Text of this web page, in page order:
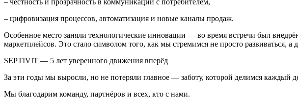
– честность и прозрачность в коммуникации с потребителем,
– цифровизация процессов, автоматизация и новые каналы продаж.
Особенное место заняли технологические инновации — во время встречи был
маркетплейсов. Это стало символом того, как мы стремимся не просто развиваться, а
SEPTIVIT — 5 лет уверенного движения вперёд
За эти годы мы выросли, но не потеряли главное — заботу, которой делимся каждый
Мы благодарим команду, партнёров и всех, кто с нами.